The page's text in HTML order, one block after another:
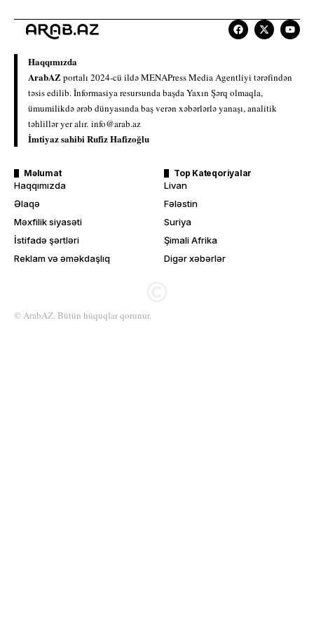
Haqqımızda
ArabAZportalı 2024-cü ildə MENAPress Media Agentliyi tərəfindən
təsis edilib. İnformasiya resursunda başda Yaxın Şərq olmaqla,
ümumilikdə ərəb dünyasında baş verən xəbərlərlə yanaşı, analitik
təhlillər yer alır. info@arab.az
İmtiyaz sahibi Rufiz Hafizoğlu
Məlumat
Haqqımızda
Əlaqə
Məxfilik siyasəti
İstifadə şərtləri
Reklam və əməkdaşlıq
Top Kateqoriyalar
Livan
Fələstin
Suriya
Şimali Afrika
Digər xəbərlər
© ArabAZ. Bütün hüquqlar qorunur.